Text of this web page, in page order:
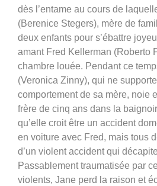
dès l’entame au cours de
(Berenice Stegers), mère de
deux enfants pour s’ébattre
amant Fred Kellerman (Roberto
chambre louée. Pendant ce
(Veronica Zinny), qui ne
comportement de sa mère, noie
frère de cinq ans dans la
qu’elle croit être un accident
en voiture avec Fred, mais tous
d’un violent accident qui
Passablement traumatisée par
violents, Jane perd la raison et